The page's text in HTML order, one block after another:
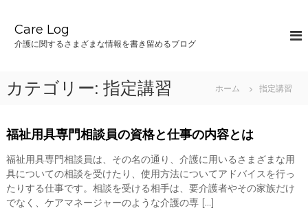
ス
プ
Care Log
介護に関するさまざまな情報を書き留めるブログ
カテゴリー: 指定講習 ホーム 指定講習
福祉用具専門相談員の資格と仕事の内容とは
福祉用具専門相談員は、その名の通り、介護に用いるさまざまな用
具についての相談を受けたり、使用方法についてアドバイスを行っ
たりする仕事です。相談を受ける相手は、要介護者やその家族だけ
でなく、ケアマネージャーのような介護の専 […]